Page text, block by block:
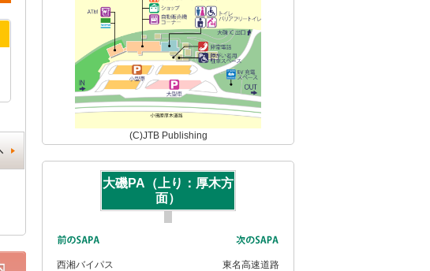
(C)JTB Publishing
大磯PA（上り：厚木方
面）
西湘バイパス
東名高速道路